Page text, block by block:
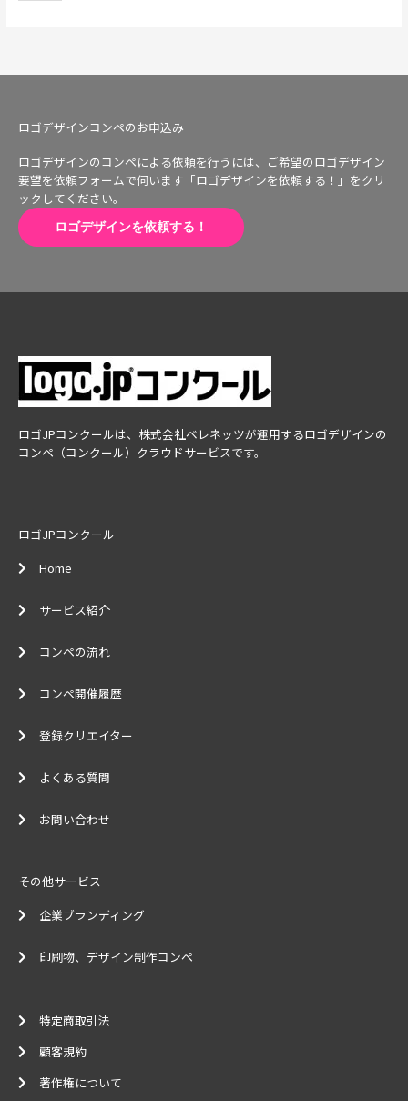
ロゴデザインコンペのお申込み
ロゴデザインのコンペによる依頼を行うには、ご希望のロゴデザイン
要望を依頼フォームで伺います「ロゴデザインを依頼する！」をクリ
ックしてください。
ロゴデザインを依頼する！
ロゴJPコンクールは、株式会社ベレネッツが運用するロゴデザインの
コンペ（コンクール）クラウドサービスです。
ロゴJPコンクール
Home
サービス紹介
コンペの流れ
コンペ開催履歴
登録クリエイター
よくある質問
お問い合わせ
その他サービス
企業ブランディング
印刷物、デザイン制作コンペ
特定商取引法
顧客規約
著作権について